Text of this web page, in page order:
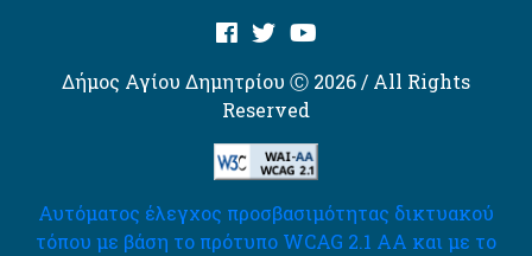
Δήμος Αγίου Δημητρίου Ⓒ 2026 / All Rights
Reserved
Αυτόματος έλεγχος προσβασιμότητας δικτυακού
τόπου με βάση το πρότυπο WCAG 2.1 AA και με το